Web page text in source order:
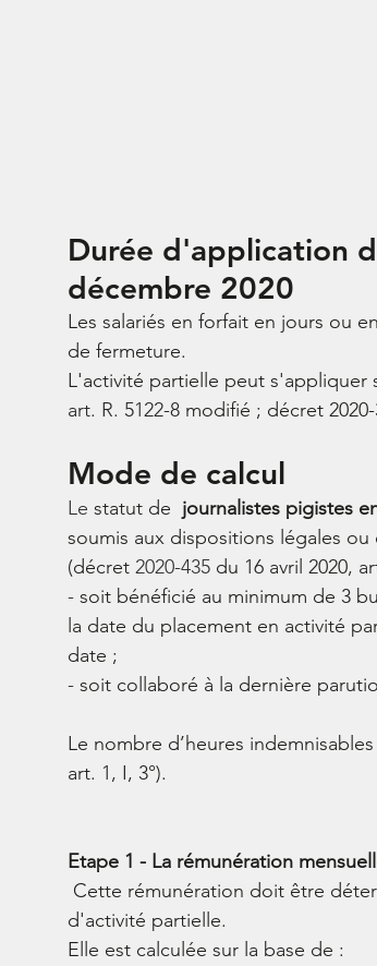
Durée d'application
décembre 2020
Les salariés en forfait en jours ou
de fermeture.
L'activité partielle peut s'appliquer
art. R. 5122-8 modifié ; décret
Mode de calcul
Le statut de journalistes pigistes
soumis aux dispositions légales
(décret 2020-435 du 16 avril 2020,
- soit bénéficié au minimum de 3
la date du placement en activité
date ;
- soit collaboré à la dernière
Le nombre d’heures
art. 1, I, 3°).
Etape 1 - La rémunération
d'activité partielle.
Elle est calculée sur la base de :